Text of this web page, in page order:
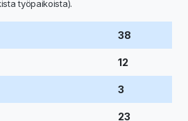
työpaikoista).
38
12
3
23